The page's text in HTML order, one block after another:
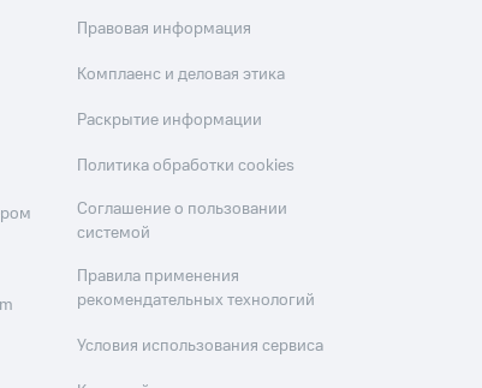
Правовая информация
Комплаенс и деловая этика
Раскрытие информации
Политика обработки cookies
Соглашение о пользовании
системой
Правила применения
рекомендательных технологий
Условия использования сервиса